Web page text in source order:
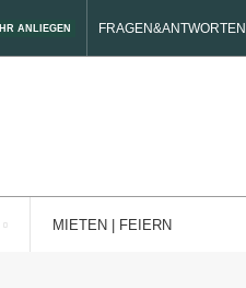
IHR ANLIEGEN FRAGEN&ANTWORTEN
MIETEN | FEIERN